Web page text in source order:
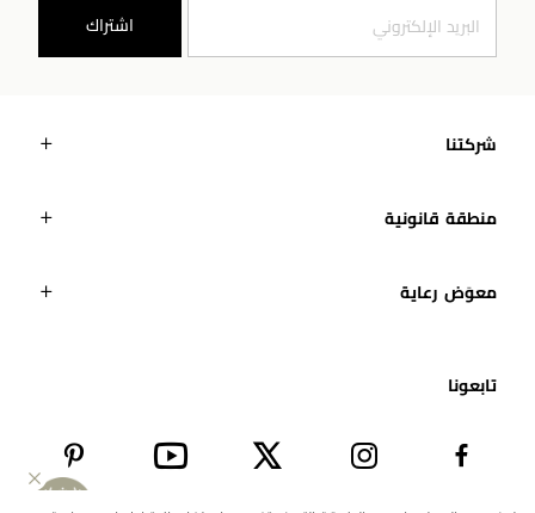
اشتراك
شركتنا
منطقة قانونية
معوَض رعاية
تابعونا​